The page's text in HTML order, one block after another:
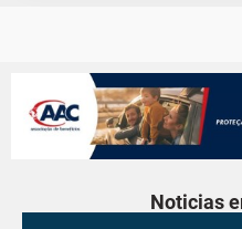
Noticias